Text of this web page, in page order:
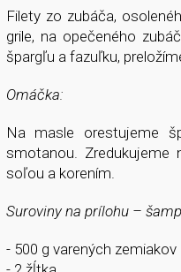
Filety zo zubáča,
grile, na opečeného
špargľu a fazuľku,
Omáčka:
Na masle orestujeme
smotanou.
soľou a korením.
Suroviny na prílohu –
- 500 g varených zemiakov